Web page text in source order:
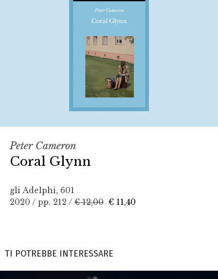
Peter Cameron
Coral Glynn
gli Adelphi, 601
2020 / pp. 212 / € 12,00 € 11,40
TI POTREBBE INTERESSARE